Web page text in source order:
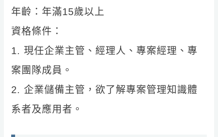
年齡：年滿15歲以上
資格條件：
1. 現任企業主管、經理人、專案經理、專
案團隊成員。
2. 企業儲備主管，欲了解專案管理知識體
系者及應用者。